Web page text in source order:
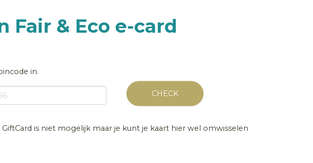
Fair & Eco e-card
in.
CHECK
is niet mogelijk maar je kunt je kaart hier wel omwisselen